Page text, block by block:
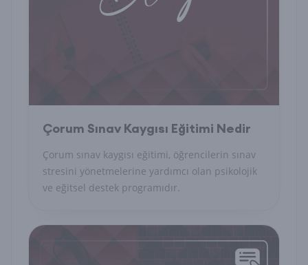
Çorum Sınav Kaygısı Eğitimi Nedir
Çorum sınav kaygısı eğitimi, öğrencilerin sınav
stresini yönetmelerine yardımcı olan psikolojik
ve eğitsel destek programıdır.